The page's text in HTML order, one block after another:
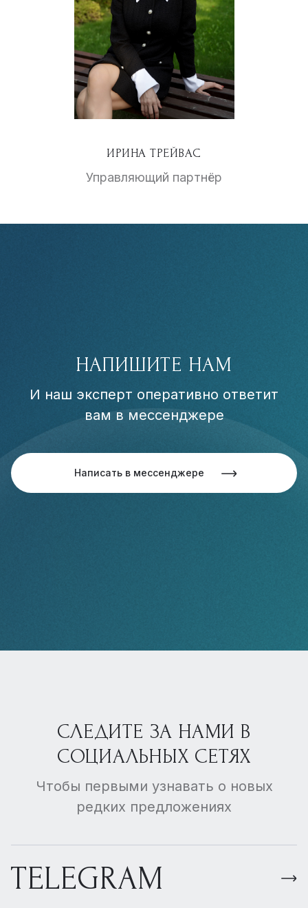
ИРИНА ТРЕЙВАС
Управляющий партнёр
НАПИШИТЕ НАМ
И наш эксперт оперативно ответит
вам в мессенджере
Написать в мессенджере
СЛЕДИТЕ ЗА НАМИ В
СОЦИАЛЬНЫХ СЕТЯХ
Чтобы первыми узнавать о новых
редких предложениях
TELEGRAM